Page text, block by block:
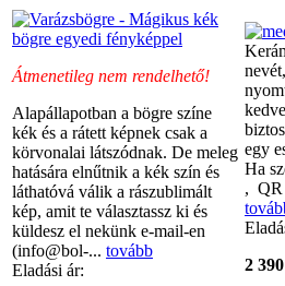
Átmenetileg nem rendelhető!
Alapállapotban a bögre színe
kék és a rátett képnek csak a
körvonalai látszódnak. De meleg
hatására elnűtnik a kék szín és
láthatóvá válik a rászublimált
kép, amit te választassz ki és
küldesz el nekünk e-mail-en
(info@bol-... tovább
Eladási ár:
egy
Ha
, QR
2